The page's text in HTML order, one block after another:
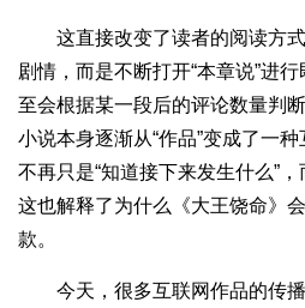
这直接改变了读者的阅读方式
剧情，而是不断打开“本章说”进
至会根据某一段后的评论数量判断
小说本身逐渐从“作品”变成了一
不再只是“知道接下来发生什么”，
这也解释了为什么《大王饶命》
款。
今天，很多互联网作品的传播